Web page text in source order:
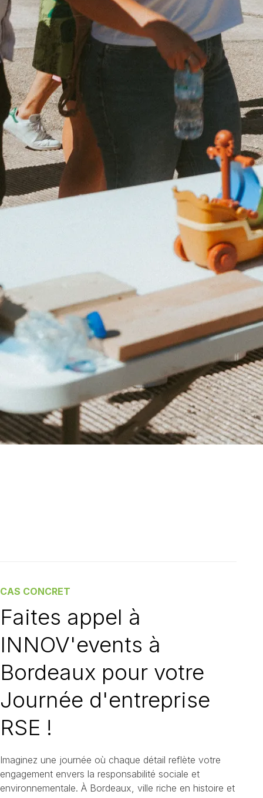
CAS CONCRET
Faites appel à
INNOV'events à
Bordeaux pour votre
Journée d'entreprise
RSE !
Imaginez une journée où chaque détail reflète votre
engagement envers la responsabilité sociale et
environnementale. À Bordeaux, ville riche en histoire et